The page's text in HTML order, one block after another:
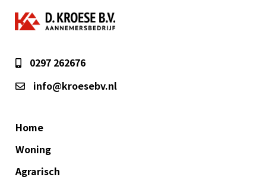
0297 262676
info@kroesebv.nl
Home
Woning
Agrarisch